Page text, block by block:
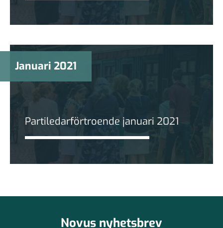
Januari 2021
Partiledarförtroende januari 2021
Novus nyhetsbrev